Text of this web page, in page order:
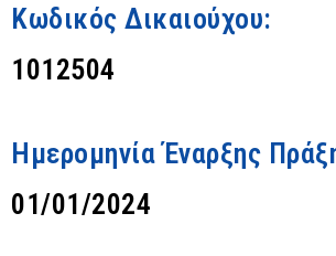
Κωδικός Δικαιούχου:
1012504
Ημερομηνία Έναρξης
01/01/2024